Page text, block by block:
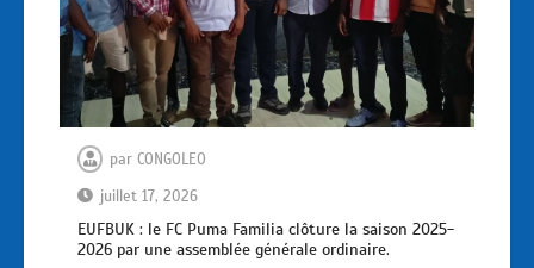
par CONGOLEO
juillet 17, 2026
EUFBUK : le FC Puma Familia clôture la saison 2025-
2026 par une assemblée générale ordinaire.